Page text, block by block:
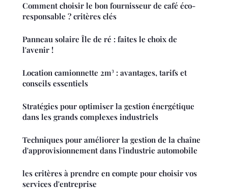
Comment choisir le bon fournisseur de café éco-
responsable ? critères clés
Panneau solaire Île de ré : faites le choix de
l'avenir !
Location camionnette 2m³ : avantages, tarifs et
conseils essentiels
Stratégies pour optimiser la gestion énergétique
dans les grands complexes industriels
Techniques pour améliorer la gestion de la chaîne
d'approvisionnement dans l'industrie automobile
les critères à prendre en compte pour choisir vos
services d'entreprise